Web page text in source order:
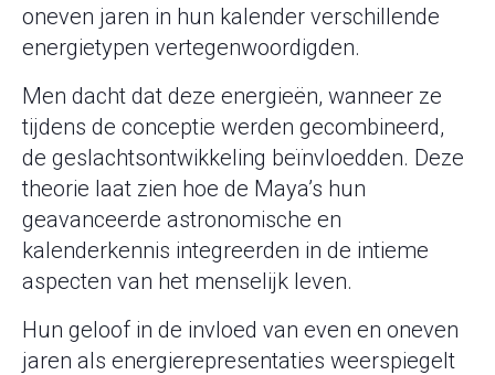
oneven jaren in hun kalender verschillende
energietypen vertegenwoordigden.
Men dacht dat deze energieën, wanneer ze
tijdens de conceptie werden gecombineerd,
de geslachtsontwikkeling beïnvloedden. Deze
theorie laat zien hoe de Maya’s hun
geavanceerde astronomische en
kalenderkennis integreerden in de intieme
aspecten van het menselijk leven.
Hun geloof in de invloed van even en oneven
jaren als energierepresentaties weerspiegelt